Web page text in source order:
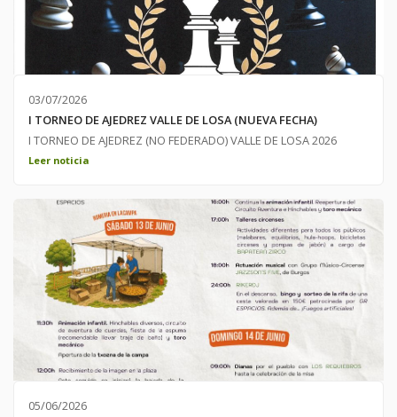
03/07/2026
I TORNEO DE AJEDREZ VALLE DE LOSA (NUEVA FECHA)
I TORNEO DE AJEDREZ (NO FEDERADO) VALLE DE LOSA 2026
NUEVAS FECHAS DE CONVOCATORIA! 15 Y 16 DE AGOSTO EN
EL AYUNTAMIENTO DE VALLE DE LOSA.-
Leer noticia
05/06/2026